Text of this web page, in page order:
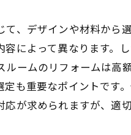
、デザインや材料から
によって異なります。
ームのリフォームは高
も重要なポイントです
が求められますが、適